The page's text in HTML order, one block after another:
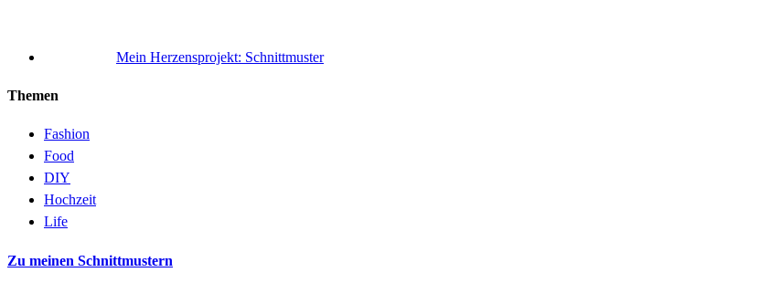
Mein Herzensprojekt: Schnittmuster
Themen
Fashion
Food
DIY
Hochzeit
Life
Zu meinen Schnittmustern